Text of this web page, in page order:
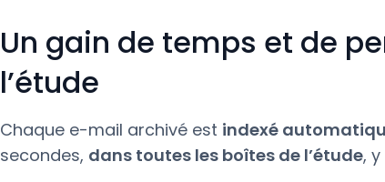
Un gain de temps et de
l’étude
Chaque e-mail archivé est indexé
secondes, dans toutes les boîtes de l’étude,